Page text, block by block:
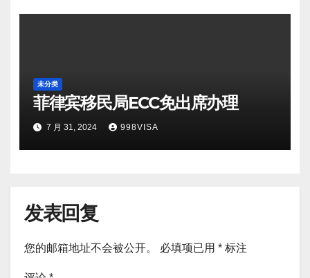
未分类
菲律宾移民局ECC免出席办理
7 月 31, 2024 998VISA
发表回复
您的邮箱地址不会被公开。 必填项已用 * 标注